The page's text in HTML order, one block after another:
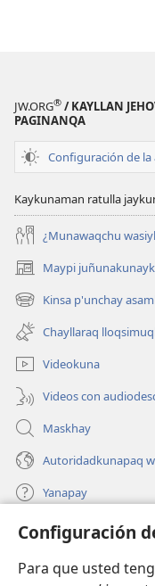
Configuración
Para que usted
JW.ORG® / KAYLLAN
PAGINANQA
Configuración de la
Kaykunaman ratulla
¿Munawaqchu
Maypi
(abre
una
nueva
ventana)
Kinsa p'unchay
(abre
una
nueva
ventana)
Chayllaraq
Videokuna
Videos con
Maskhay
Autoridadkunapaq
Yanapay
Donacionta
una
nueva